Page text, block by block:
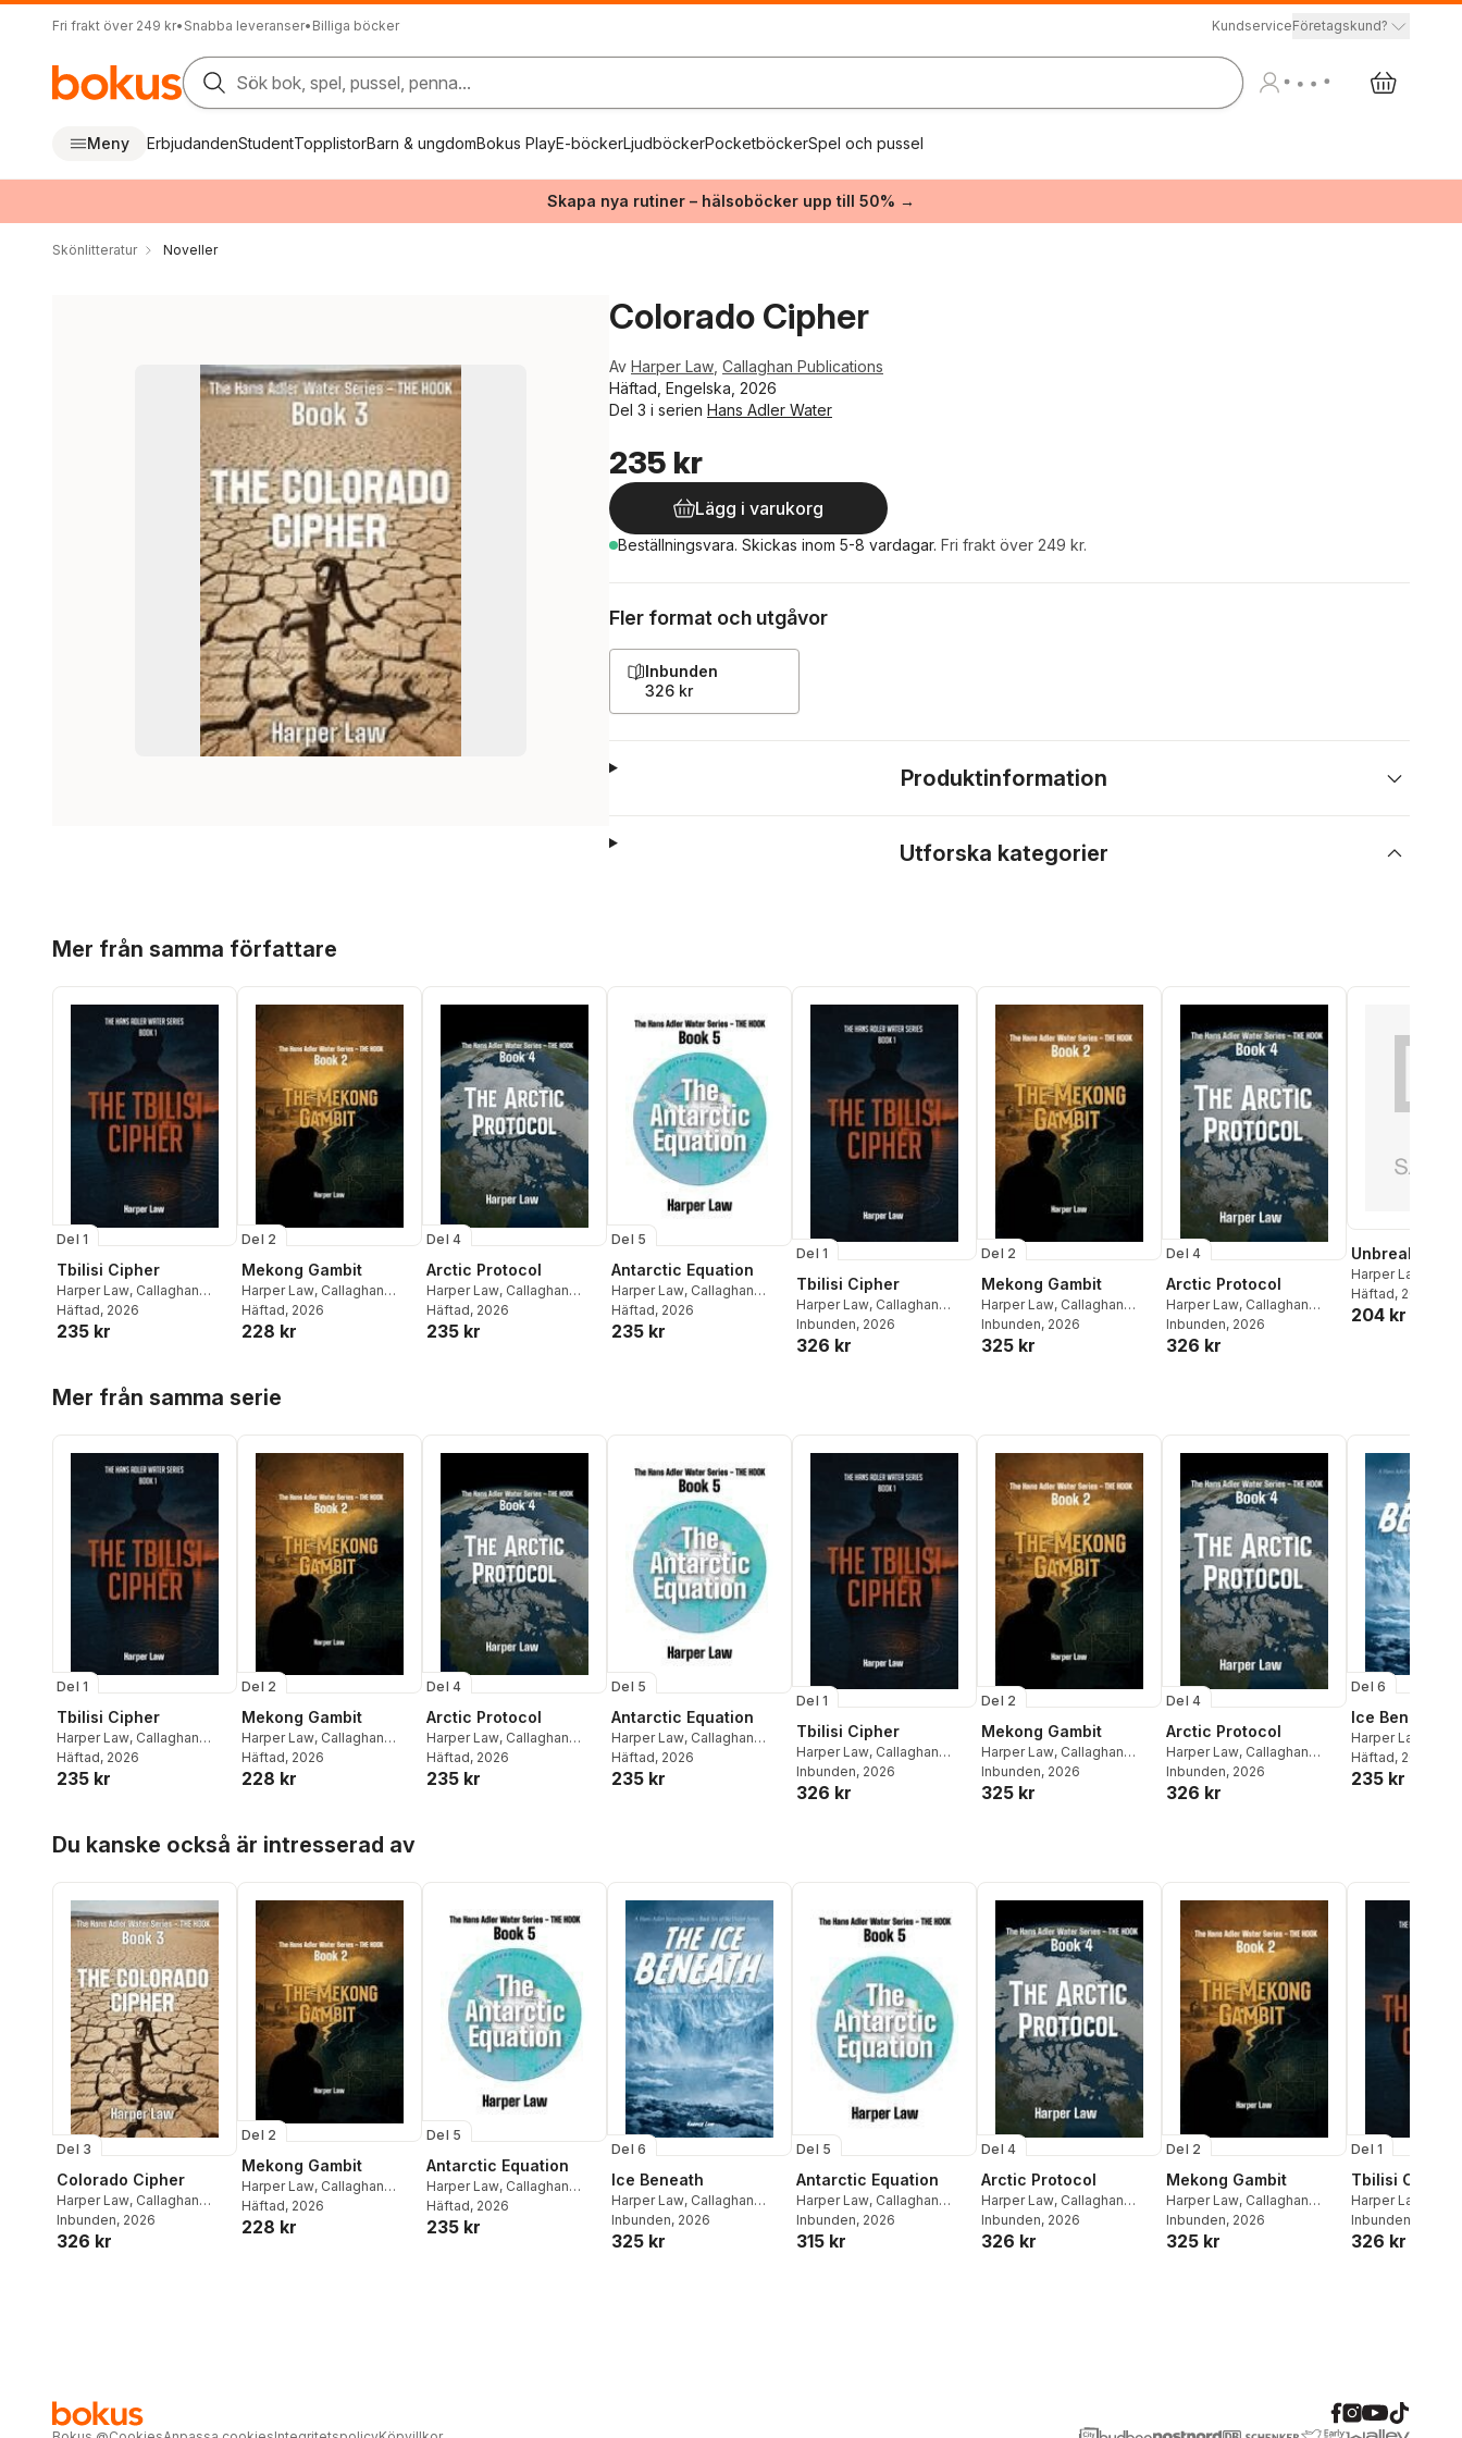
Fri frakt över 249 kr• Snabba leveranser• Billiga böcker KundserviceFöretagskund?
Sök bok, spel, pussel, penna...
Meny ErbjudandenStudentTopplistorBarn & ungdomBokus PlayE-böckerLjudböckerPocketböckerSpel och pussel
Skapa nya rutiner – hälsoböcker upp till 50% →
Skönlitteratur Noveller
Colorado Cipher
Av Harper Law Callaghan Publications
Häftad, Engelska, 2026
Del 3 i serien Hans Adler Water
235 kr
Lägg i varukorg
Beställningsvara. Skickas inom 5-8 vardagar. Fri frakt över 249 kr.
Fler format och utgåvor
Inbunden
326 kr
Produktinformation
Utforska kategorier
Mer från samma författare
Del 1
Tbilisi Cipher
Harper Law, Callaghan
Publications
Häftad, 2026
235 kr
Del 2
Mekong Gambit
Harper Law, Callaghan
Publications
Häftad, 2026
228 kr
Del 4
Arctic Protocol
Harper Law, Callaghan
Publications
Häftad, 2026
235 kr
Del 5
Antarctic Equation
Harper Law, Callaghan
Publications
Häftad, 2026
235 kr
Del 1
Tbilisi Cipher
Harper Law, Callaghan
Publications
Inbunden, 2026
326 kr
Del 2
Mekong Gambit
Harper Law, Callaghan
Publications
Inbunden, 2026
325 kr
Del 4
Arctic Protocol
Harper Law, Callaghan
Publications
Inbunden, 2026
326 kr
Unbreakable
Harper Law
Publications
Häftad, 2026
204 kr
Mer från samma serie
Del 1
Tbilisi Cipher
Harper Law, Callaghan
Publications
Häftad, 2026
235 kr
Del 2
Mekong Gambit
Harper Law, Callaghan
Publications
Häftad, 2026
228 kr
Del 4
Arctic Protocol
Harper Law, Callaghan
Publications
Häftad, 2026
235 kr
Del 5
Antarctic Equation
Harper Law, Callaghan
Publications
Häftad, 2026
235 kr
Del 1
Tbilisi Cipher
Harper Law, Callaghan
Publications
Inbunden, 2026
326 kr
Del 2
Mekong Gambit
Harper Law, Callaghan
Publications
Inbunden, 2026
325 kr
Del 4
Arctic Protocol
Harper Law, Callaghan
Publications
Inbunden, 2026
326 kr
Del 6
Ice Beneath
Harper Law
Publications
Häftad, 2026
235 kr
Du kanske också är intresserad av
Del 3
Colorado Cipher
Harper Law, Callaghan
Publications
Inbunden, 2026
326 kr
Del 2
Mekong Gambit
Harper Law, Callaghan
Publications
Häftad, 2026
228 kr
Del 5
Antarctic Equation
Harper Law, Callaghan
Publications
Häftad, 2026
235 kr
Del 6
Ice Beneath
Harper Law, Callaghan
Publications
Inbunden, 2026
325 kr
Del 5
Antarctic Equation
Harper Law, Callaghan
Publications
Inbunden, 2026
315 kr
Del 4
Arctic Protocol
Harper Law, Callaghan
Publications
Inbunden, 2026
326 kr
Del 2
Mekong Gambit
Harper Law, Callaghan
Publications
Inbunden, 2026
325 kr
Del 1
Tbilisi Cipher
Harper Law
Publications
Inbunden
326 kr